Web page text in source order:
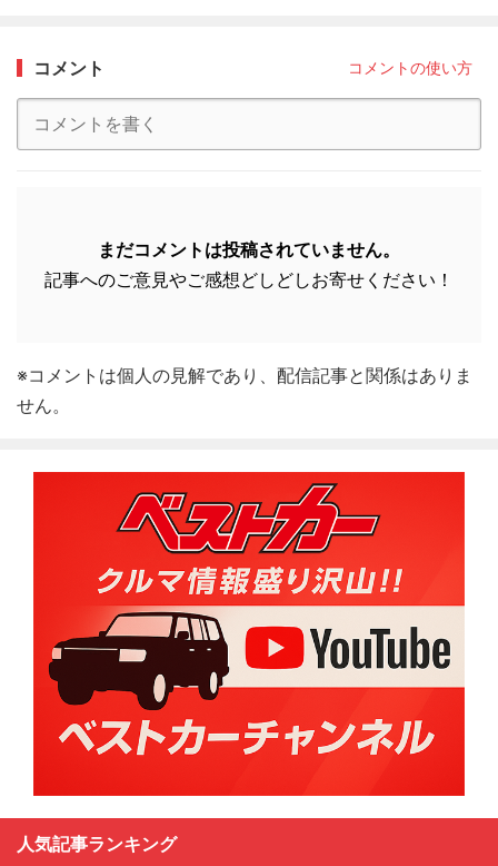
コメント コメントの使い方
まだコメントは投稿されていません。
記事へのご意見やご感想どしどしお寄せください！
※コメントは個人の見解であり、配信記事と関係はありま
せん。
人気記事ランキング